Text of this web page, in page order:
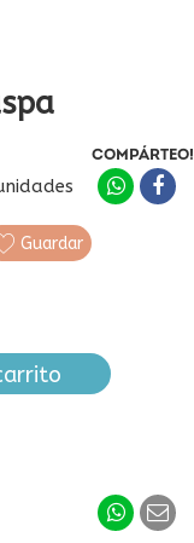
COMPÁRTEO!
Guardar